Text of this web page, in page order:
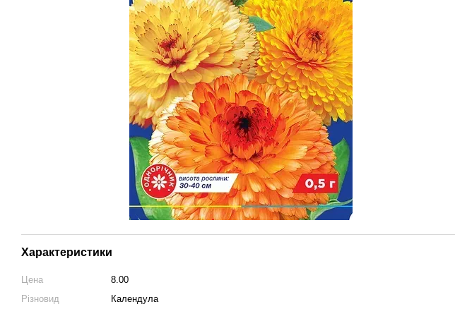
Характеристики
Цена
8.00
Різновид
Календула